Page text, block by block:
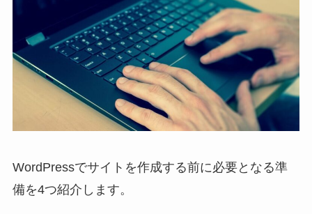
WordPressでサイトを作成する前に必要となる準
備を4つ紹介します。